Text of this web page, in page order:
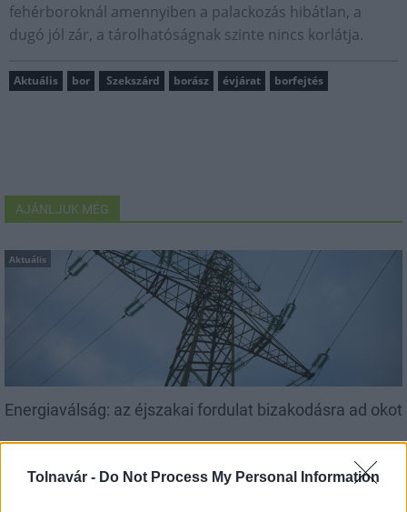
Tolnavár - Do Not Process My Personal Information
fehérboroknál amennyiben a palackozás hibátlan, a
dugó jól zár, a tárolhatóságnak szinte nincs korlátja.
Aktuális bor Szekszárd borász évjárat borfejtés
AJÁNLJUK MÉG
Aktuális
Energiaválság: az éjszakai fordulat bizakodásra ad okot